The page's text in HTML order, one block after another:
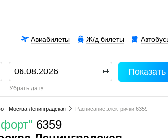
Ж/д билеты
Авиабилеты
убрать дату
- Москва Ленинградская Расписание электрички 6359
6359